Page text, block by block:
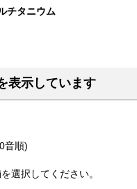
チタニウム
表示しています
音順)
選択してください。